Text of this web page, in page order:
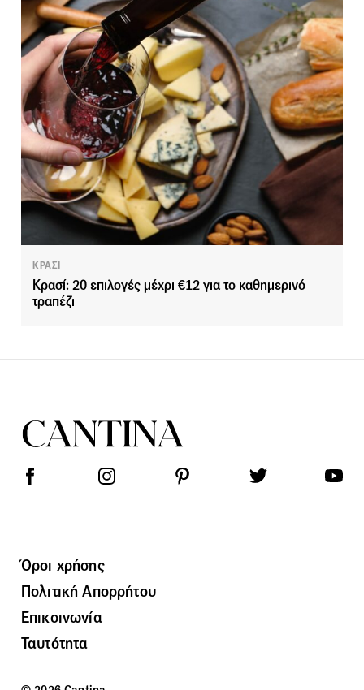
ΚΡΑΣΙ
Κρασί: 20 επιλογές μέχρι €12 για το καθημερινό
τραπέζι
Όροι χρήσης
Πολιτική Απορρήτου
Επικοινωνία
Ταυτότητα